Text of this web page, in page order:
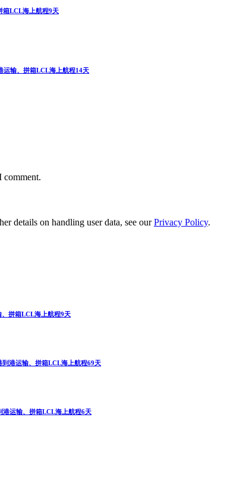
箱LCL海上航程9天
运输、拼箱LCL海上航程14天
comment.
details on handling user data, see ourPrivacy Policy.
拼箱LCL海上航程9天
到港运输、拼箱LCL海上航程69天
港运输、拼箱LCL海上航程6天